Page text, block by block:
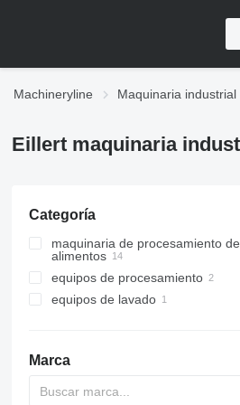
Machineryline Maquinaria industrial
Eillert maquinaria
Categoría
maquinaria de procesamiento de
alimentos
equipos de procesamiento
procesamiento de frutas y
verduras
equipos de procesamiento
centrifugadoras
equipos de lavado
Marca